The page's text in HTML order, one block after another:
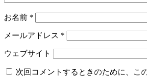
お名前 *
メールアドレス *
ウェブサイト
次回コメントするときのために、こ